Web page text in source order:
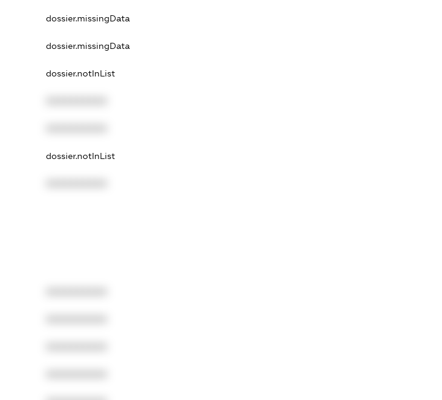
dossier.missingData
dossier.missingData
dossier.notInList
dossier.notInList